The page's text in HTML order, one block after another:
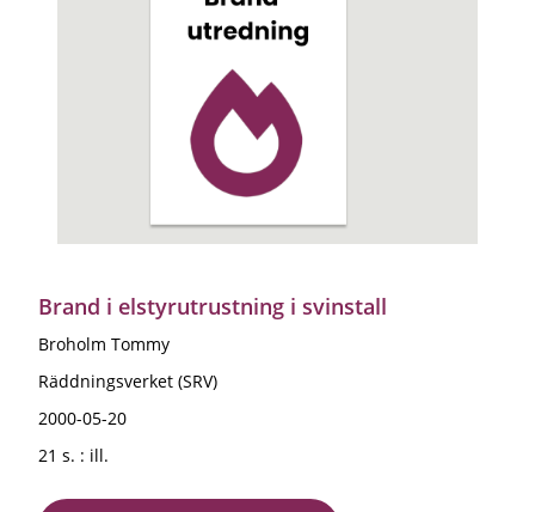
Brand i elstyrutrustning i svinstall
Broholm Tommy
Räddningsverket (SRV)
2000-05-20
21 s. : ill.